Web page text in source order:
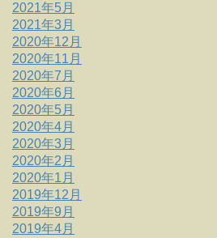
2021年5月
2021年3月
2020年12月
2020年11月
2020年7月
2020年6月
2020年5月
2020年4月
2020年3月
2020年2月
2020年1月
2019年12月
2019年9月
2019年4月